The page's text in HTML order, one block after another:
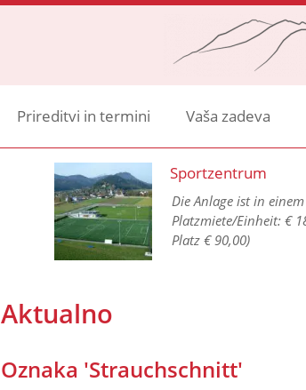
Prireditvi in termini Vaša zadeva
Sportzentrum
Die Anlage ist in
Platzmiete/Einheit: €
Platz € 90,00)
Aktualno
Oznaka 'Strauchschnitt'